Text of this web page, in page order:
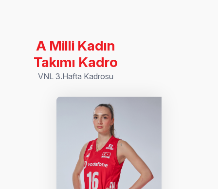
A Milli Kadın
Takımı Kadro
VNL 3.Hafta Kadrosu